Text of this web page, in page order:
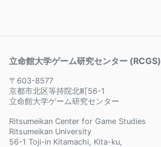
立命館大学ゲーム研究センター (RCGS)
〒603-8577
京都市北区等持院北町56-1
立命館大学ゲーム研究センター
Ritsumeikan Center for Game Studies
Ritsumeikan University
56-1 Toji-in Kitamachi, Kita-ku,